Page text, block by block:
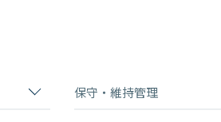
保守・維持管理